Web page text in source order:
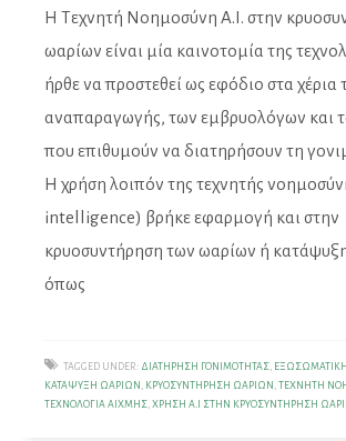
Η Τεχνητή Νοημοσύνη Α.Ι. στην
ωαρίων είναι μία καινοτομία της
ήρθε να προστεθεί ως εφόδιο στα χέρια
αναπαραγωγής, των εμβρυολόγων και
που επιθυμούν να διατηρήσουν τη
Η χρήση λοιπόν της τεχνητής
intelligence) βρήκε εφαρμογή και στην
κρυοσυντήρηση των ωαρίων ή
όπως
TAGGED UNDER: ΔΙΑΤΉΡΗΣΗ ΓΟΝΙΜΌΤΗΤΑΣ,
ΚΑΤΆΨΥΞΗ ΩΑΡΊΩΝ , ΚΡΥΟΣΥΝΤΉΡΗΣΗ ΩΑΡΊΩΝ , ΤΕΧΝΗΤΉ
ΤΕΧΝΟΛΟΓΊΑ ΑΙΧΜΉΣ, ΧΡΉΣΗ Α.Ι ΣΤΗΝ ΚΡΥΟΣΥΝΤΉΡΗΣΗ